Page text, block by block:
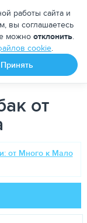
Москва
От блох и клещей
от
от Много к Мало
работы сайта и
вы соглашаетесь
можно отклонить.
cookie.
Принять